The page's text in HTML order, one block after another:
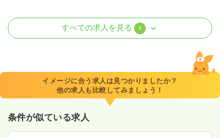
その他 正看護師
8:30～17:30
時給1,500円以上可
気になる
すべての求人を見る 1
イメージに合う求人は見つかりましたか？
他の求人も比較してみましょう！
条件が似ている求人